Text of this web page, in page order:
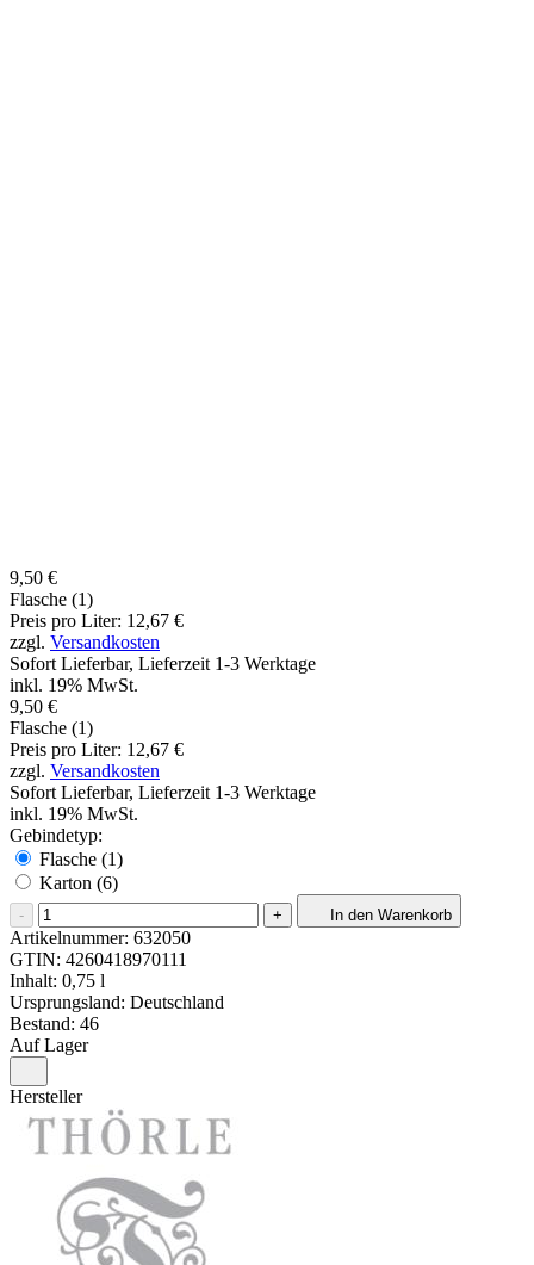
9,50 €
Flasche (1)
Preis pro Liter: 12,67 €
zzgl. Versandkosten
Sofort Lieferbar, Lieferzeit 1-3 Werktage
inkl. 19% MwSt.
9,50 €
Flasche (1)
Preis pro Liter: 12,67 €
zzgl. Versandkosten
Sofort Lieferbar, Lieferzeit 1-3 Werktage
inkl. 19% MwSt.
Gebindetyp:
Flasche (1)
Karton (6)
- + In den Warenkorb
Artikelnummer: 632050
GTIN: 4260418970111
Inhalt: 0,75 l
Ursprungsland: Deutschland
Bestand: 46
Auf Lager
Hersteller